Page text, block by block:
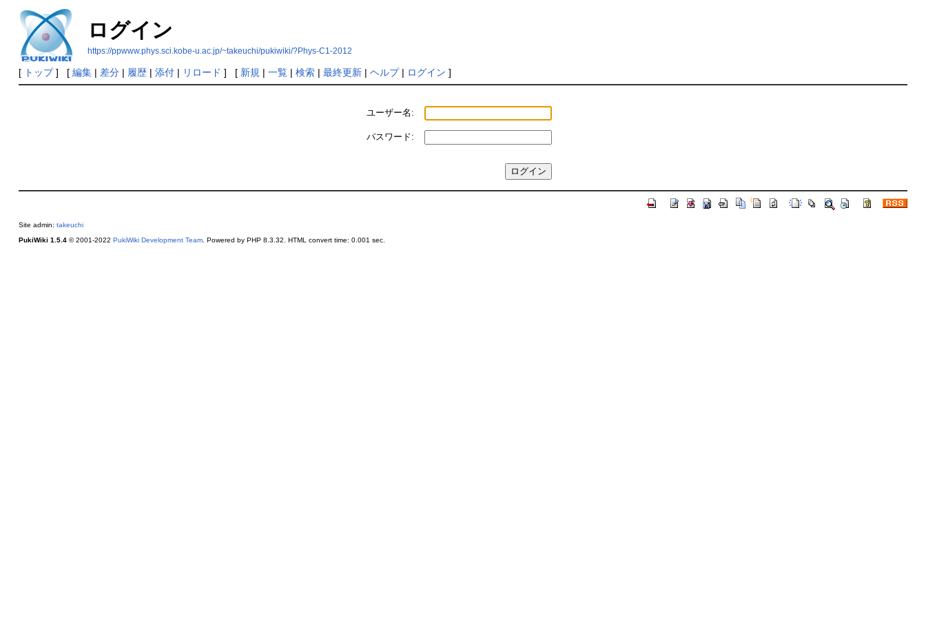
ログイン
https://ppwww.phys.sci.kobe-u.ac.jp/~takeuchi/pukiwiki/?Phys-C1-2012
[ トップ] [ 編集| 差分| 履歴| 添付| リロード ] [ 新規 | 一覧| 検索| 最終更新| ヘルプ| ログイン ]
ユーザー名:
パスワード:
Site admin: takeuchi
PukiWiki 1.5.4© 2001-2022 PukiWiki Development Team. Powered by PHP 8.3.32. HTML convert time: 0.001 sec.